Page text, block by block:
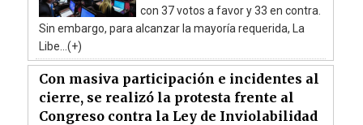
con 37 votos a favor y 33 en contra.
Sin embargo, para alcanzar la mayoría requerida, La
Libe...(+)
Con masiva participación e incidentes al
cierre, se realizó la protesta frente al
Congreso contra la Ley de Inviolabilidad